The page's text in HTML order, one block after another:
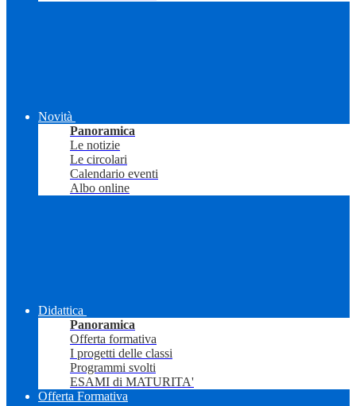
Novità
Panoramica
Le notizie
Le circolari
Calendario eventi
Albo online
Didattica
Panoramica
Offerta formativa
I progetti delle classi
Programmi svolti
ESAMI di MATURITA'
Offerta Formativa